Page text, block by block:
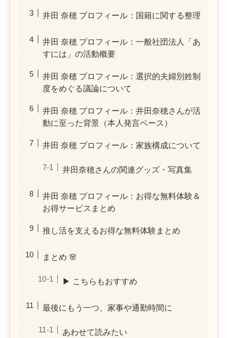
井田 奈穂 プロフィール：国籍に関する整理
井田 奈穂 プロフィール：一般社団法人「あ
すには」の活動概要
井田 奈穂 プロフィール：選択的夫婦別姓制
度をめぐる議論について
井田 奈穂 プロフィール：井田奈穂さんが活
動に至った背景（本人発言ベース）
井田 奈穂 プロフィール：家族構成について
井田奈穂さんの関連グッズ・写真集
井田 奈穂 プロフィール：お得な無料体験＆
お得サービスまとめ
推し活を支えるお得な無料体験まとめ
まとめ 🌸
▶ こちらもおすすめ
最後にもう一つ、家事や通勤時間に
あわせて読みたい